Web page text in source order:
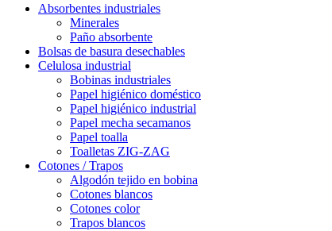
Absorbentes industriales
Minerales
Paño absorbente
Bolsas de basura desechables
Celulosa industrial
Bobinas industriales
Papel higiénico doméstico
Papel higiénico industrial
Papel mecha secamanos
Papel toalla
Toalletas ZIG-ZAG
Cotones / Trapos
Algodón tejido en bobina
Cotones blancos
Cotones color
Trapos blancos